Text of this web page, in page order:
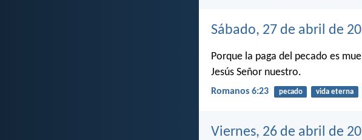
Sábado, 27 de abril de
Porque la paga del pecado es
Jesús Señor nuestro.
Romanos 6:23 pecado vida eterna
Viernes, 26 de abril de